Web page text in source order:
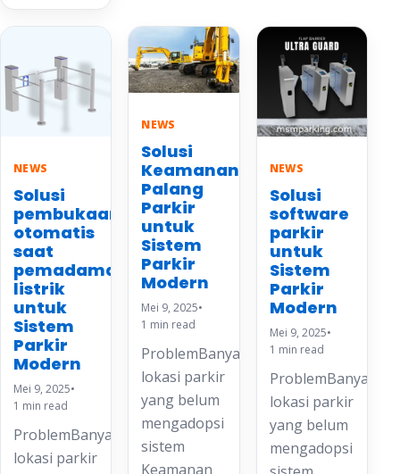
NEWS
Solusi
pembukaan
otomatis
saat
pemadaman
listrik
untuk
Sistem
Parkir
Modern
Mei 9, 2025•
1 min read
ProblemBanyak
lokasi parkir
NEWS
Solusi
Keamanan
Palang
Parkir
untuk
Sistem
Parkir
Modern
Mei 9, 2025•
1 min read
ProblemBanyak
lokasi parkir
yang belum
mengadopsi
sistem
Keamanan
NEWS
Solusi
software
parkir
untuk
Sistem
Parkir
Modern
Mei 9, 2025•
1 min read
ProblemBanyak
lokasi parkir
yang belum
mengadopsi